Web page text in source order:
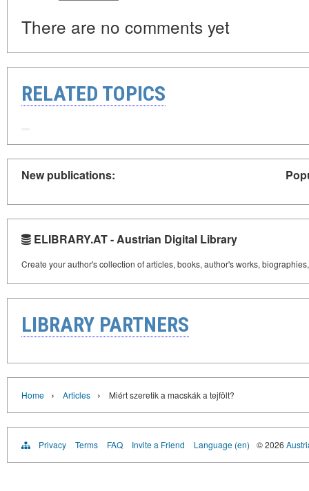
There are no comments yet
RELATED TOPICS
New publications:
ELIBRARY.AT - Austrian Digital Library
Create your author's collection of articles, books, author's works,
LIBRARY PARTNERS
Home › Articles › Miért szeretik a macskák a tejfölt?
Privacy Terms FAQ Invite a Friend Language (en) © 2026